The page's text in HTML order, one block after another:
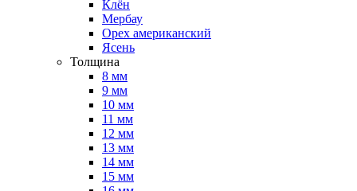
Клён
Мербау
Орех американский
Ясень
Толщина
8 мм
9 мм
10 мм
11 мм
12 мм
13 мм
14 мм
15 мм